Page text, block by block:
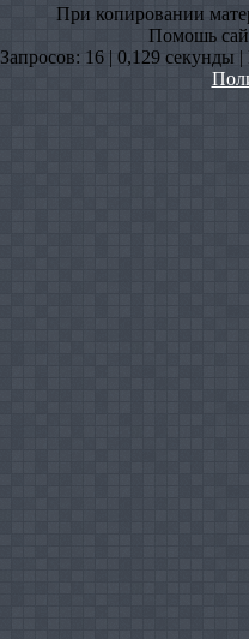
При копировании
Помошь
Запросов: 16 | 0,129 секунды